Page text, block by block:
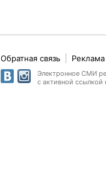
Обратная связь
Электронное СМИ
с активной ссылкой